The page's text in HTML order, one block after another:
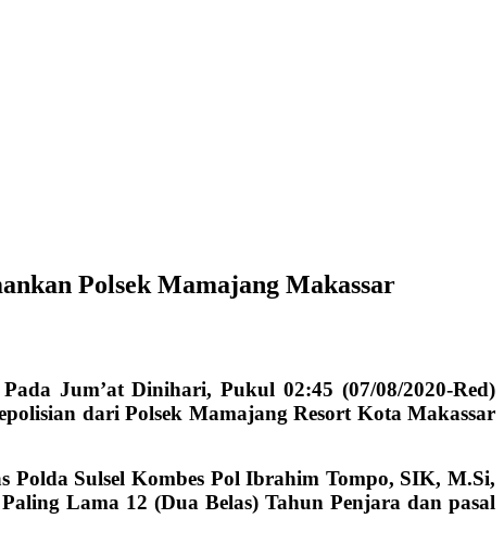
Polsek Mamajang Makassar
Jum’at Dinihari, Pukul 02:45 (07/08/2020-Red)
dari Polsek Mamajang Resort Kota Makassar
Sulsel Kombes Pol Ibrahim Tompo, SIK, M.Si,
Lama 12 (Dua Belas) Tahun Penjara dan pasal